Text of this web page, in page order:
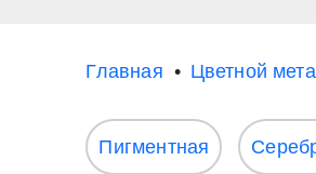
Главная Цветной
Пигментная